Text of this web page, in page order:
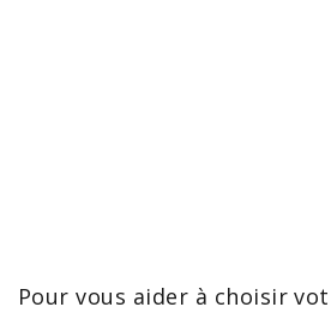
Pour vous aider à choisir